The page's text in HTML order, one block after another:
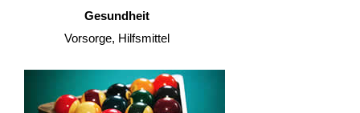
Gesundheit
Vorsorge, Hilfsmittel